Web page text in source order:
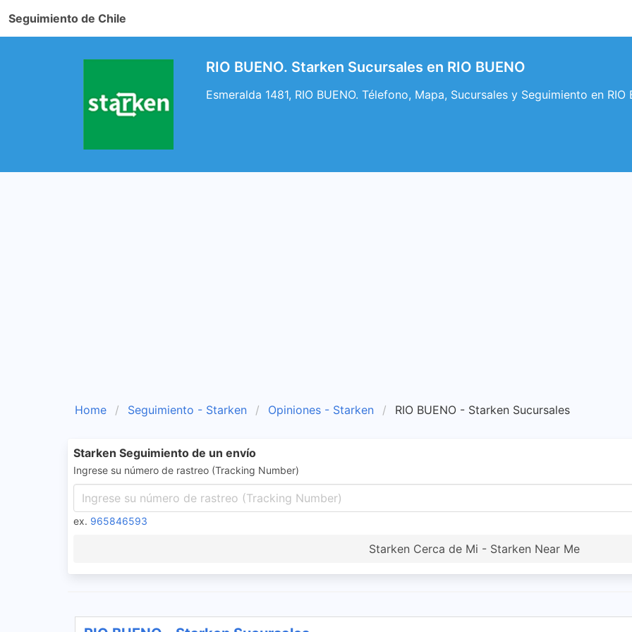
Seguimiento de Chile
RIO BUENO. Starken Sucursales en RIO BUENO
Esmeralda 1481, RIO BUENO. Télefono, Mapa, Sucursales y Seguimiento en RIO
Home Seguimiento - Starken Opiniones - Starken RIO BUENO - Starken Sucursales
Starken Seguimiento de un envío
Ingrese su número de rastreo (Tracking Number)
ex. 965846593
Starken Cerca de Mi - Starken Near Me